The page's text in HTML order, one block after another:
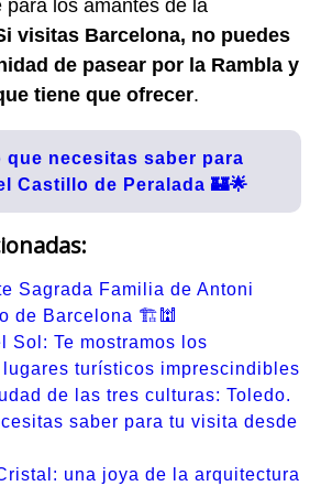
para los amantes de la
visitas Barcelona, no puedes
de pasear por la Rambla y
tiene que ofrecer.
que necesitas saber para
Castillo de Peralada 🏰🌟
Sagrada Familia de Antoni
de Barcelona 🏗️🕍
Sol: Te mostramos los
lugares turísticos imprescindibles
de las tres culturas: Toledo.
saber para tu visita desde
una joya de la arquitectura